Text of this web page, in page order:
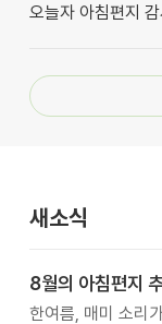
오늘자 아침편지
새소식
8월의 아침편지
한여름, 매미 소리